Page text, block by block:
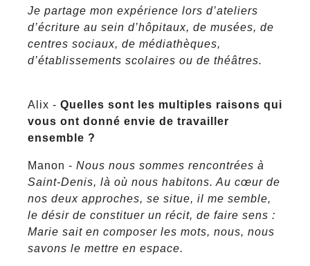
Je partage mon expérience lors d’ateliers
d’écriture au sein d’hôpitaux, de musées, de
centres sociaux, de médiathèques,
d’établissements scolaires ou de théâtres.
Alix - Quelles sont les multiples raisons qui
vous ont donné envie de travailler
ensemble ?
Manon - Nous nous sommes rencontrées à
Saint-Denis, là où nous habitons. Au cœur de
nos deux approches, se situe, il me semble,
le désir de constituer un récit, de faire sens :
Marie sait en composer les mots, nous, nous
savons le mettre en espace.